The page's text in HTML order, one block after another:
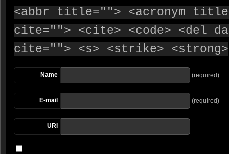
<abbr title=""> <acronym
cite=""> <cite> <code> <del
cite=""> <s> <strike> <strong>
Name (required)
E-mail (required)
URI